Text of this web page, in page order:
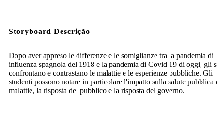
Storyboard Descrição
Dopo aver appreso le differenze e le somiglianze tra la pandemia di
influenza spagnola del 1918 e la pandemia di Covid 19 di oggi, gli
confrontano e contrastano le malattie e le esperienze pubbliche. Gli
studenti possono notare in particolare l'impatto sulla salute pubblica
malattie, la risposta del pubblico e la risposta del governo.